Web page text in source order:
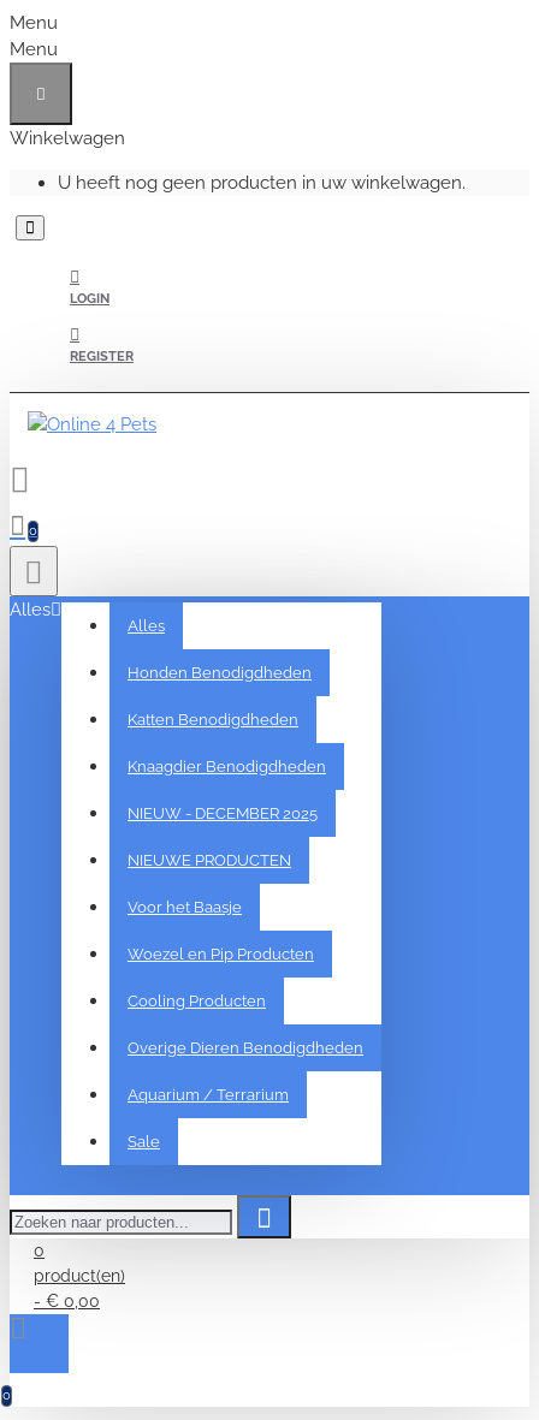
Menu
Menu
Winkelwagen
U heeft nog geen producten in uw winkelwagen.
LOGIN
REGISTER
0
Alles
Alles
Honden Benodigdheden
Katten Benodigdheden
Knaagdier Benodigdheden
NIEUW - DECEMBER 2025
NIEUWE PRODUCTEN
Voor het Baasje
Woezel en Pip Producten
Cooling Producten
Overige Dieren Benodigdheden
Aquarium / Terrarium
Sale
naar
producten...
0
product(en)
- € 0,00
0